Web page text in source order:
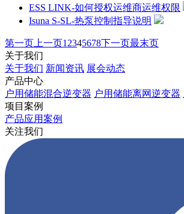
ESS LINK-如何授权运维商运维权限
Isuna S-SL-热泵控制指导说明
第一页 上一页1 2345678下一页最末页
关于我们
关于我们 新闻资讯 展会动态
产品中心
户用储能混合逆变器 户用储能离网逆变器
项目案例
产品应用案例
关注我们